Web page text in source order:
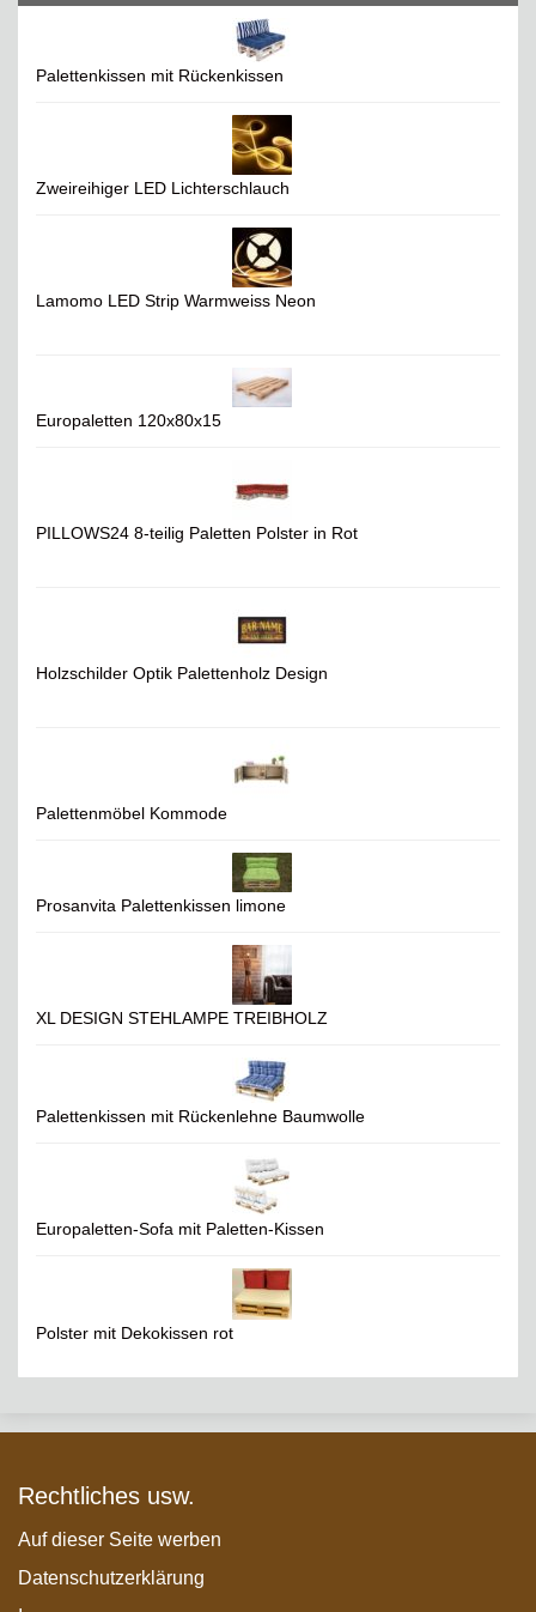
Palettenkissen mit Rückenkissen
Zweireihiger LED Lichterschlauch
Lamomo LED Strip Warmweiss Neon
Europaletten 120x80x15
PILLOWS24 8-teilig Paletten Polster in Rot
Holzschilder Optik Palettenholz Design
Palettenmöbel Kommode
Prosanvita Palettenkissen limone
XL DESIGN STEHLAMPE TREIBHOLZ
Palettenkissen mit Rückenlehne Baumwolle
Europaletten-Sofa mit Paletten-Kissen
Polster mit Dekokissen rot
Rechtliches usw.
Auf dieser Seite werben
Datenschutzerklärung